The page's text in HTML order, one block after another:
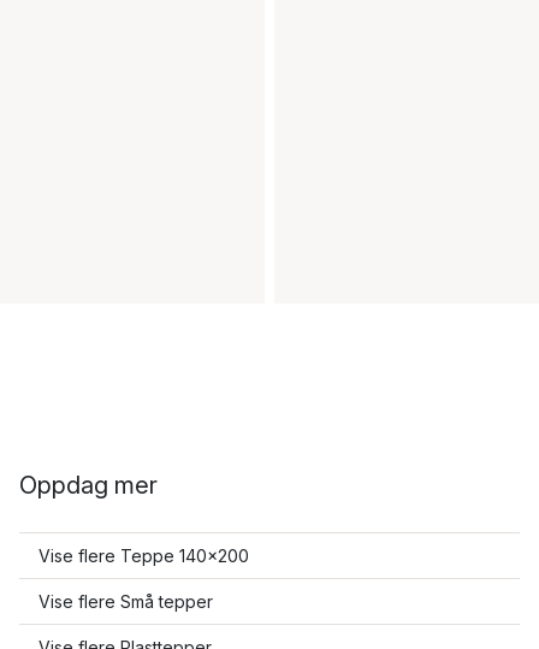
Oppdag mer
Vise flere Teppe 140x200
Vise flere Små tepper